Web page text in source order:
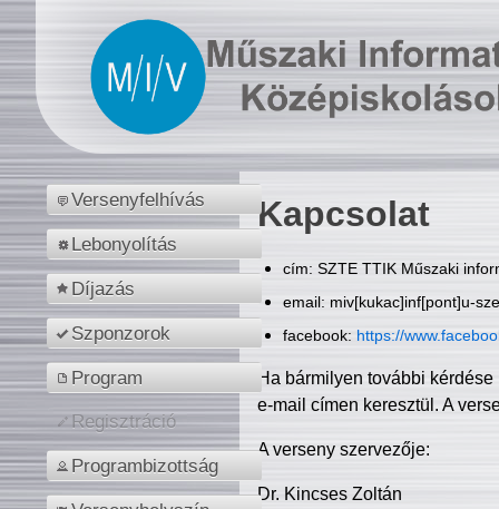
Versenyfelhívás
Lebonyolítás
Díjazás
Szponzorok
Program
Regisztráció
Programbizottság
Kapcsolat
cím: SZTE TTIK Műszaki
email: miv[kukac]inf[pont]u-
facebook: https://
Ha bármilyen további
e-mail címen keresztül. A
A verseny szervezője:
Dr. Kincses Zoltán